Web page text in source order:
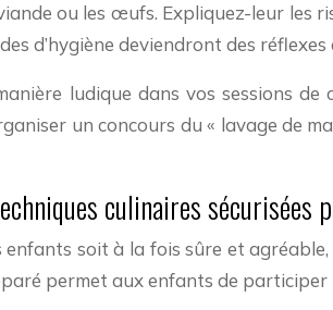
ou les œufs. Expliquez-leur
d’hygiène deviendront des
ludique dans vos sessions
un concours du « lavage de
culinaires sécurisées
soit à la fois sûre et
permet aux enfants de participer